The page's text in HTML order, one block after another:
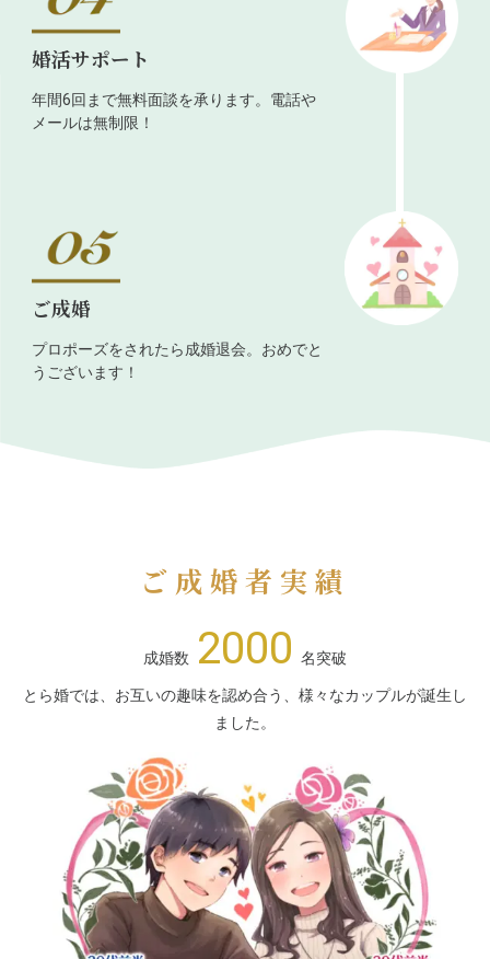
婚活サポート
年間6回まで無料面談を承ります。電話や
メールは無制限！
ご成婚
プロポーズをされたら成婚退会。おめでと
うございます！
ご成婚者実績
成婚数 2000 名突破
とら婚では、お互いの趣味を認め合う、様々なカップルが誕生し
ました。